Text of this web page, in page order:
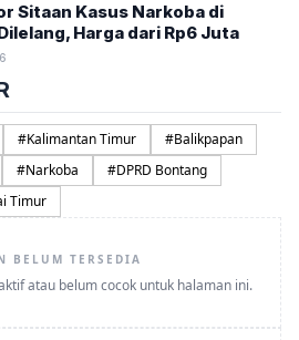
Sitaan Kasus Narkoba di
Harga dari Rp6 Juta
#Kalimantan Timur #Balikpapan
#Narkoba #DPRD Bontang
Timur
BELUM TERSEDIA
atau belum cocok untuk halaman ini.